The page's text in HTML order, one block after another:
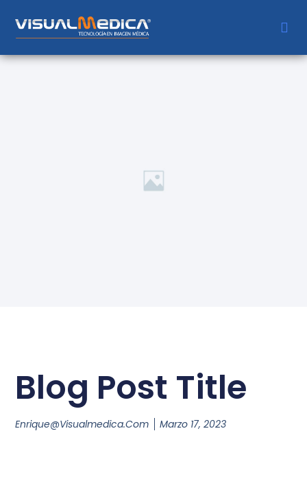
Blog Post Title
Enrique@visualmedica.com Marzo 17, 2023